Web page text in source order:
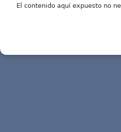
El contenido aquí expuesto no